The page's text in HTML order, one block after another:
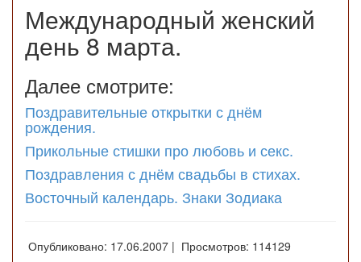
Международный женский
день 8 марта.
Далее смотрите:
Поздравительные открытки с днём
рождения.
Прикольные стишки про любовь и секс.
Поздравления с днём свадьбы в стихах.
Восточный календарь. Знаки Зодиака
Опубликовано: 17.06.2007 | Просмотров: 114129